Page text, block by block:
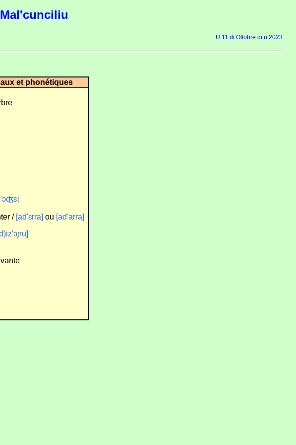
Mal'cunciliu
U 11 di Ottobre di u 2023
et phonétiques
/ [ad'ɛrra] ou [ad'arra]